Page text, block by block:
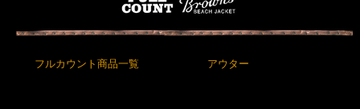
フルカウント商品一覧 アウター